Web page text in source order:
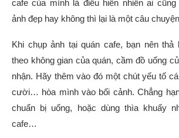
cafe của mình là điều hiển nhiên ai
ảnh đẹp hay không thì lại là một câu
Khi chụp ảnh tại quán cafe, bạn nên thả
theo không gian của quán, cầm đồ uống
nhận. Hãy thêm vào đó một chút yếu tố
cười… hòa mình vào bối cảnh. Chẳng
chuẩn bị uống, hoặc dùng thìa khuấy
cafe…